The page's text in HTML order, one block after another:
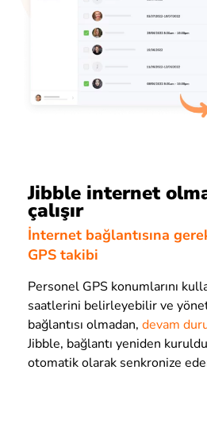
Jibble internet
çalışır
İnternet bağlantısına
GPS takibi
Personel GPS konumlarını
saatlerini belirleyebilir ve
bağlantısı olmadan, devam
Jibble, bağlantı yeniden
otomatik olarak senkronize